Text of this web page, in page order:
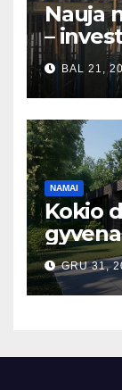
Nauja
–
bet ir į
BAL 21,
NAMAI
Kokio
GRU 31,